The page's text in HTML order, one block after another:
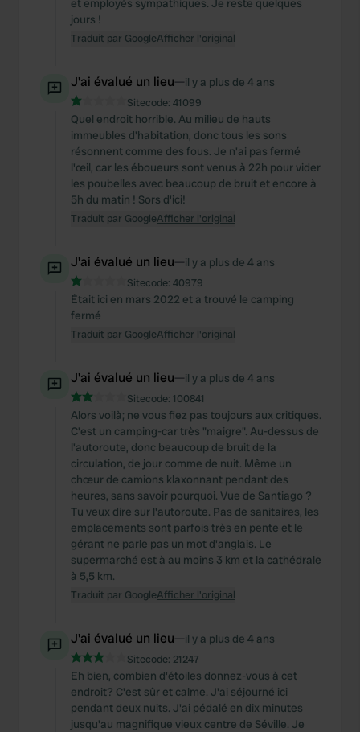
et employés sympathiques. Je reste quelques
jours !
Traduit par GoogleAfficher l'original
J'ai évalué un lieu—il y a plus de 4 ans
Sitecode: 41099
Quel endroit horrible. Au milieu de hauts
immeubles d'habitation, donc tous les sons
résonnent comme des fous. Je n'ai pas fermé
l'œil, car les éboueurs sont venus à 22h pour vider
les poubelles avec beaucoup de bruit et encore à
5h du matin ! Sors d'ici!
Traduit par GoogleAfficher l'original
J'ai évalué un lieu—il y a plus de 4 ans
Sitecode: 40979
Était ici en mars 2022 et a trouvé le camping
fermé
Traduit par GoogleAfficher l'original
J'ai évalué un lieu—il y a plus de 4 ans
Sitecode: 100841
Alors voilà; ne vous fiez pas toujours aux critiques.
C'est un camping-car très "maigre". Au-dessus de
l'autoroute, donc beaucoup de bruit de la
circulation, de jour comme de nuit. Même un
chœur de camions klaxonnant pendant des
heures, sans savoir pourquoi. Vue de Santiago ?
Tu veux dire sur l'autoroute. Pas de sanitaires, les
emplacements sont parfois très en pente et le
gérant ne parle pas un mot d'anglais. Le
supermarché est à au moins 3 km et la cathédrale
à 5,5 km.
Traduit par GoogleAfficher l'original
J'ai évalué un lieu—il y a plus de 4 ans
Sitecode: 21247
Eh bien, combien d'étoiles donnez-vous à cet
endroit? C'est sûr et calme. J'ai séjourné ici
pendant deux nuits. J'ai pédalé en dix minutes
jusqu'au magnifique vieux centre de Séville. Je